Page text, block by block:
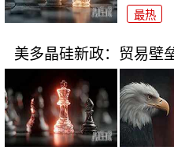
最热
美多晶硅新政：贸易壁